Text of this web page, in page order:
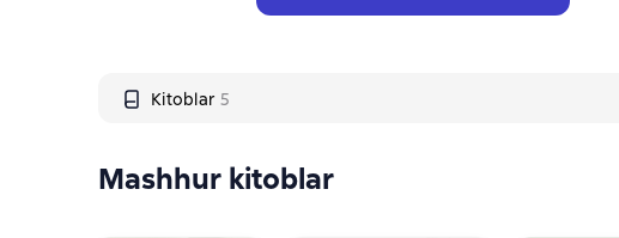
Kitoblar 5
Mashhur kitoblar